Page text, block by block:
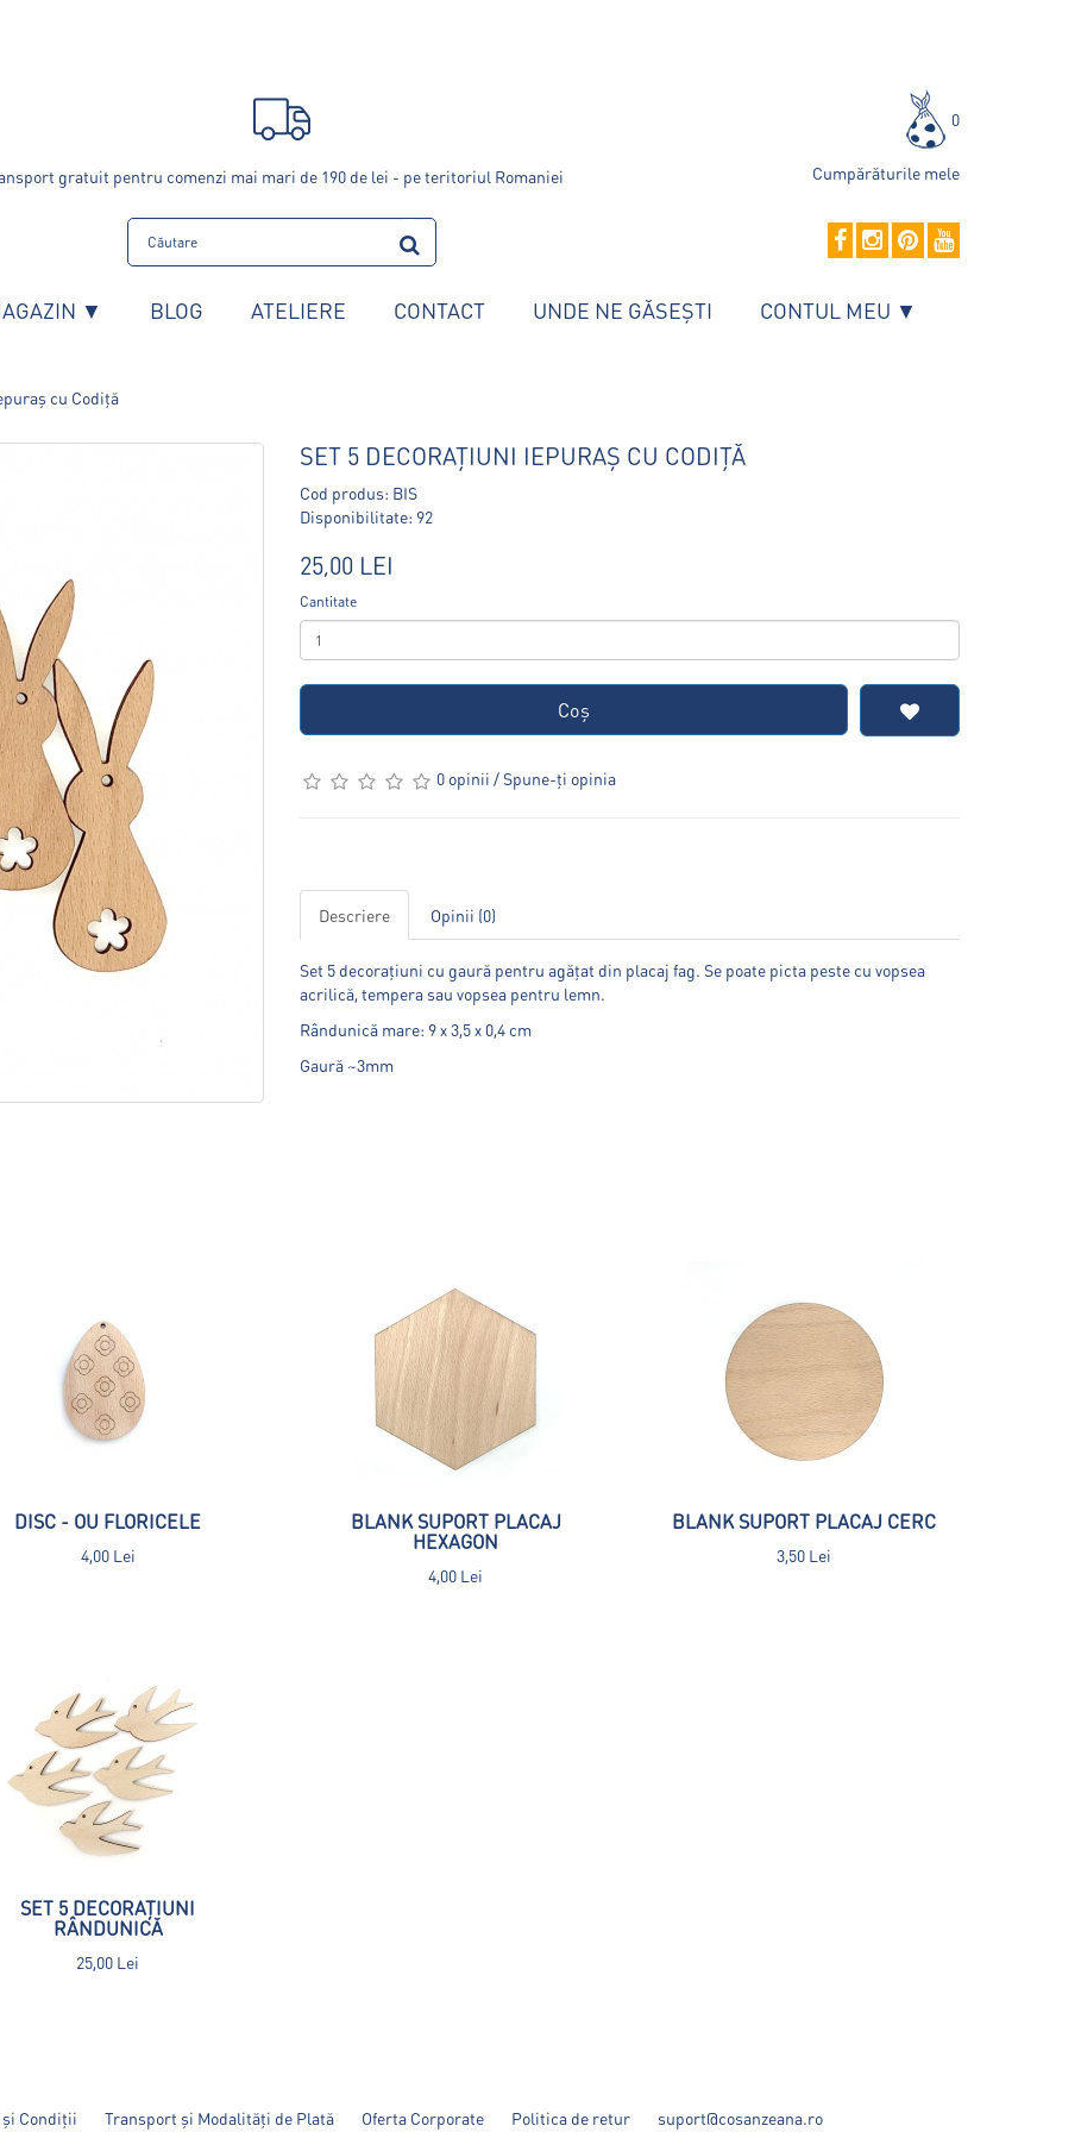
gratuit pentru comenzi mai mari de 190 de lei - pe teritoriul Romaniei
0
Cumpărăturile mele
▼ BLOG ATELIERE CONTACT UNDE NE GĂSEȘTI CONTUL MEU ▼
cu Codiță
SET 5 DECORAȚIUNI IEPURAȘ CU CODIȚĂ
Cod produs: BIS
Disponibilitate: 92
25,00 LEI
Cantitate
Coş
0 opinii /Spune-ţi opinia
Descriere Opinii (0)
Set 5 decorațiuni cu gaură pentru agățat din placaj fag. Se poate picta peste cu vopsea
acrilică, tempera sau vopsea pentru lemn.
Rândunică mare: 9 x 3,5 x 0,4 cm
Gaură ~3mm
DISC - OU FLORICELE
4,00 Lei
BLANK SUPORT PLACAJ
HEXAGON
4,00 Lei
BLANK SUPORT PLACAJ CERC
3,50 Lei
SET 5 DECORAȚIUNI
RÂNDUNICĂ
25,00 Lei
și Condiții Transport și Modalități de Plată Oferta Corporate Politica de retur suport@cosanzeana.ro